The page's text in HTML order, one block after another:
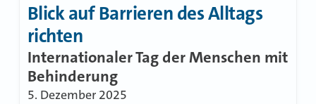
Blick auf Barrieren des Alltags
richten
Internationaler Tag der Menschen mit
Behinderung
5. Dezember 2025